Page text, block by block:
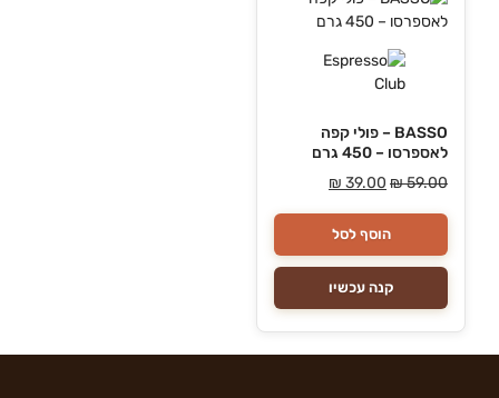
BASSO – פולי קפה
לאספרסו – 450 גרם
₪59.00
₪ 39.00
הוסף לסל
קנה עכשיו